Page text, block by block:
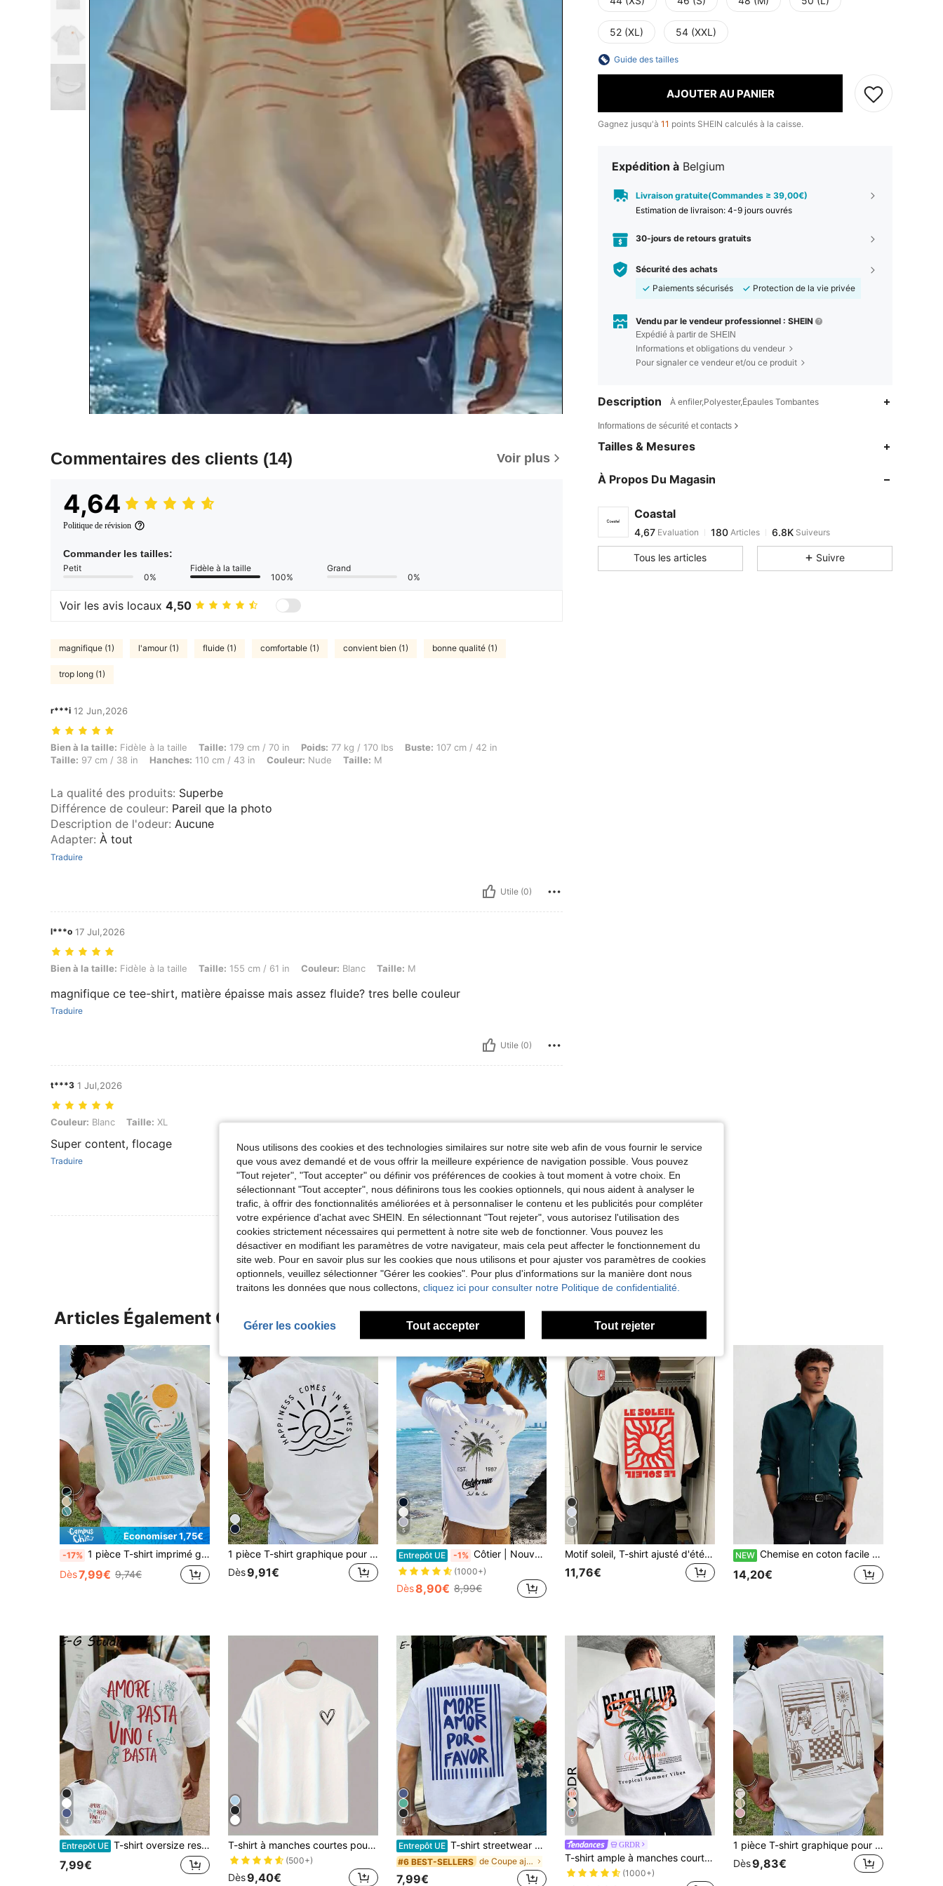
Commentaires des clients (14) Voir plus
4,64
Politique de révision
Commander les tailles:
Petit
0%
Fidèle à la taille
100%
Grand
0%
Voir les avis locaux 4,50
magnifique (1) l'amour (1) fluide (1) comfortable (1) convient bien (1) bonne qualité (1)
trop long (1)
r***i 12 Jun,2026
Bien à la taille: Fidèle à la taille, Taille: 179 cm / 70 in, Poids: 77 kg / 170 lbs, Buste: 107 cm / 42 in, Taille: 97 cm / 38 in, Hanches: 110 cm / 43 in, Couleur: Nude, Taille: M
Bien à la taille: Fidèle à la taille Taille: 179 cm / 70 in Poids: 77 kg / 170 lbs Buste: 107 cm / 42 in
Taille: 97 cm / 38 in Hanches: 110 cm / 43 in Couleur: Nude Taille: M
La qualité des produits: Superbe
Différence de couleur: Pareil que la photo
Description de l'odeur: Aucune
Adapter: À tout
Traduire
Utile (0)
l***o 17 Jul,2026
Bien à la taille: Fidèle à la taille, Taille: 155 cm / 61 in, Couleur: Blanc, Taille: M
Bien à la taille: Fidèle à la taille Taille: 155 cm / 61 in Couleur: Blanc Taille: M
magnifique ce tee-shirt, matière épaisse mais assez fluide? tres belle couleur
Traduire
Utile (0)
t***3 1 Jul,2026
Couleur: Blanc, Taille: XL
Couleur: Blanc Taille: XL
Super content, flocage
Traduire
Utile (0)
Voir Plus D'avis
52 (XL) 54 (XXL)
Guide des tailles
AJOUTER AU PANIER
Gagnez jusqu'à 11 points SHEIN calculés à la caisse.
Expédition à Belgium
Livraison gratuite(Commandes ≥ 39,00€)
Estimation de livraison: 4-9 jours ouvrés
30-jours de retours gratuits
Sécurité des achats
Paiements sécurisés
Protection de la vie privée
Vendu par le vendeur professionnel : SHEIN
Expédié à partir de SHEIN
Informations et obligations du vendeur
Pour signaler ce vendeur et/ou ce produit
Description À enfiler,Polyester,Épaules Tombantes
Informations de sécurité et contacts
Tailles & Mesures
À Propos Du Magasin
Coastal
4,67
f***hest en train de naviguer
Tous les articles Suivre
Articles Également Consultés
Économiser 1,75€
-17% 1 pièce T-shirt imprimé graphique pour hommes, t-shirt décontracté d'été ample à manches courtes pour vacances à la plage
Dès7,99€ 9,74€
1 pièce T-shirt graphique pour homme, imprimé plage d'été, coupe ample, manches courtes, style décontracté de vacances, parfait pour les vacances à la plage et le port quotidien.
Dès9,91€
5
Entrepôt UE -1% Côtier | Nouveau t-shirt à manches courtes col rond avec imprimé lettres palmier pour hommes, tenue de vacances décontractée
(1000+)
Dès8,90€ 8,99€
8
Motif soleil, T-shirt ajusté d'été pour hommes, vacances, voyage, plage, rassemblement quotidien
11,76€
NEW Chemise en coton facile à repasser, coupe ample, manches longues, col pour hommes, pour un usage décontracté ou professionnel
14,20€
4
Entrepôt UE T-shirt oversize respirant avec motif de nourriture en lignes éparses et mots italiens manuscrits empilés. Idéal pour les brunchs et les sorties décontractées entre amis.
7,99€
T-shirt à manches courtes pour hommes, col rond, imprimé cœur simple et confortable avec élastique
(500+)
Dès9,40€
4
Entrepôt UE T-shirt streetwear unisexe oversize avec motif slogan d'amour en espagnol, imprégné d'une atmosphère romantique latine chaleureuse et minimaliste.
#6 BEST-SELLERS de Coupe ajustée T-shirts pour hommes
7,99€
5
GRDR
T-shirt ample à manches courtes imprimé mode pour hommes GRDR Design exquis Indispensable pour l'été Facile à assortir Mettez votre style en valeur
(1000+)
5
1 pièce T-shirt graphique pour hommes, vacances à la plage, décontracté, été, imprimé, coupe ample, manches courtes
Dès9,83€
Nous utilisons des cookies et des technologies similaires sur notre site web afin de vous fournir le service
que vous avez demandé et de vous offrir la meilleure expérience de navigation possible. Vous pouvez
"Tout rejeter", "Tout accepter" ou définir vos préférences de cookies à tout moment à votre choix. En
sélectionnant "Tout accepter", nous définirons tous les cookies optionnels, qui nous aident à analyser le
trafic, à offrir des fonctionnalités améliorées et à personnaliser le contenu et les publicités pour compléter
votre expérience d'achat avec SHEIN. En sélectionnant "Tout rejeter", vous autorisez l'utilisation des
cookies strictement nécessaires qui permettent à notre site web de fonctionner. Vous pouvez les
désactiver en modifiant les paramètres de votre navigateur, mais cela peut affecter le fonctionnement du
site web. Pour en savoir plus sur les cookies que nous utilisons et pour ajuster vos paramètres de cookies
optionnels, veuillez sélectionner "Gérer les cookies". Pour plus d'informations sur la manière dont nous
traitons les données que nous collectons, cliquez ici pour consulter notre Politique de confidentialité.
Gérer les cookies Tout accepter Tout rejeter